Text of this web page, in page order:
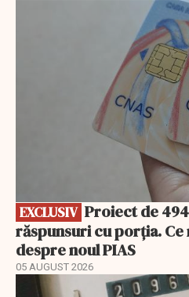
EXCLUSIV
răspunsuri cu porția. Ce
despre noul PIAS
05 AUGUST 2026